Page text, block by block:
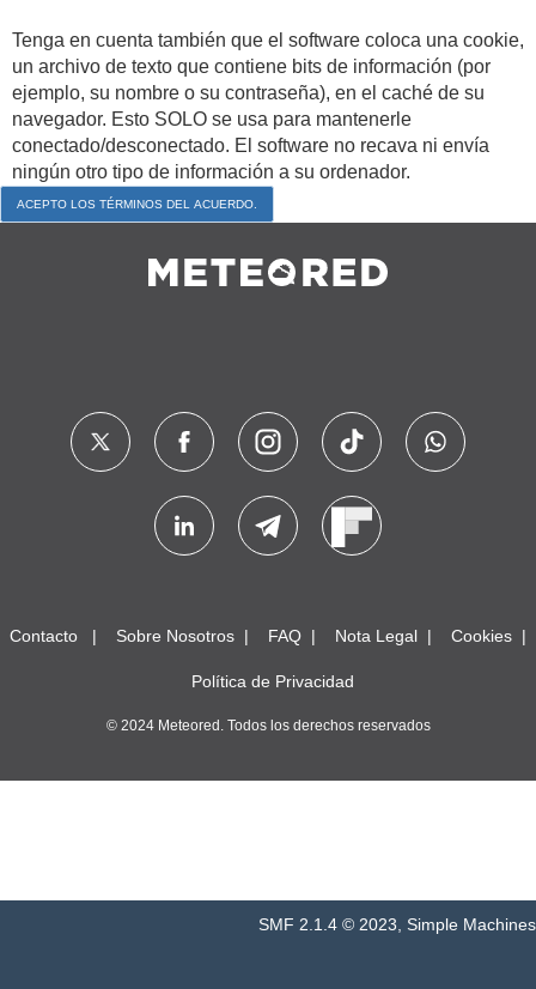
Tenga en cuenta también que el software coloca una cookie,
un archivo de texto que contiene bits de información (por
ejemplo, su nombre o su contraseña), en el caché de su
navegador. Esto SOLO se usa para mantenerle
conectado/desconectado. El software no recava ni envía
ningún otro tipo de información a su ordenador.
Contacto Sobre Nosotros FAQ Nota Legal Cookies
Política de Privacidad
© 2024 Meteored. Todos los derechos reservados
SMF 2.1.4 © 2023 Simple Machines